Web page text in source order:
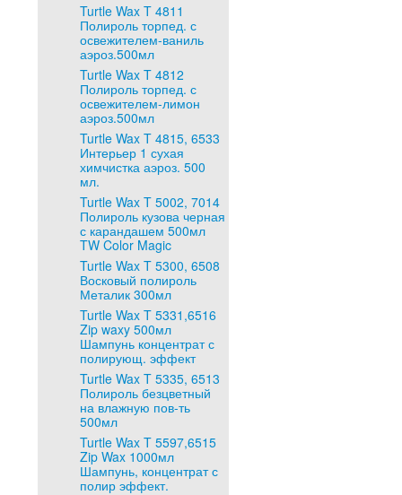
Turtle Wax T 4811
Полироль торпед. с
освежителем-ваниль
аэроз.500мл
Turtle Wax T 4812
Полироль торпед. с
освежителем-лимон
аэроз.500мл
Turtle Wax T 4815, 6533
Интерьер 1 сухая
химчистка аэроз. 500
мл.
Turtle Wax T 5002, 7014
Полироль кузова черная
с карандашем 500мл
TW Color Magic
Turtle Wax T 5300, 6508
Восковый полироль
Металик 300мл
Turtle Wax T 5331,6516
Zip waxy 500мл
Шампунь концентрат с
полирующ. эффект
Turtle Wax T 5335, 6513
Полироль безцветный
на влажную пов-ть
500мл
Turtle Wax T 5597,6515
Zip Wax 1000мл
Шампунь, концентрат с
полир эффект.